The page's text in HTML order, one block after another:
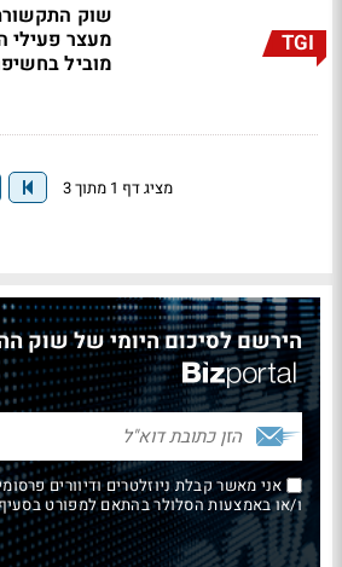
TGI
שוק
מעצר פעילי
מוביל
מציג דף 1 מתוך 3
הירשם לסיכום היומי של שוק
אני מאשר קבלת ניוזלטרים ודיוורים
ו/או באמצעות הסלולר בהתאם למפורט בסעיף 10 בתנאי